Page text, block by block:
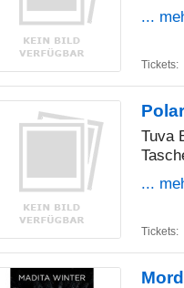
...
Tickets:
Tuva
...
Tickets: